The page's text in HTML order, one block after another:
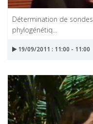
Détermination de
phylogénétiq...
19/09/2011 : 11:00 - 11:00